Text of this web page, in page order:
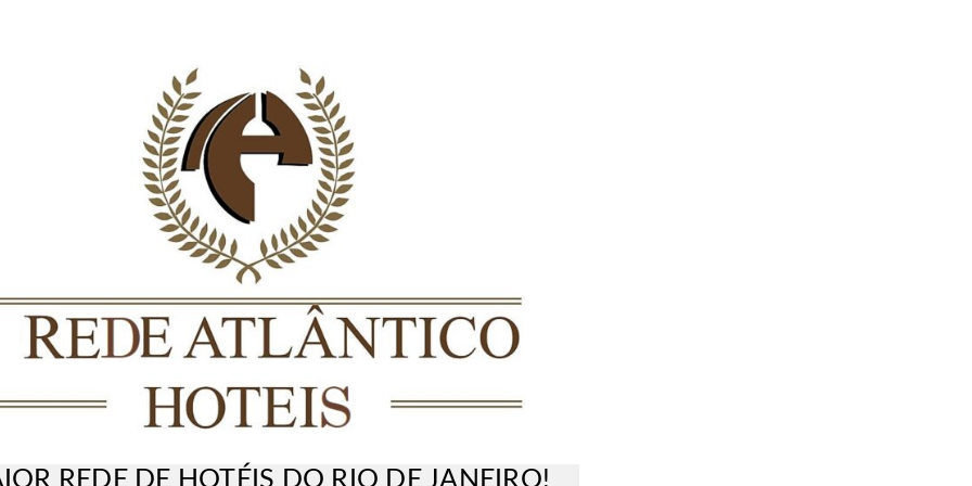
REDE DE HOTÉIS DO RIO DE JANEIRO!